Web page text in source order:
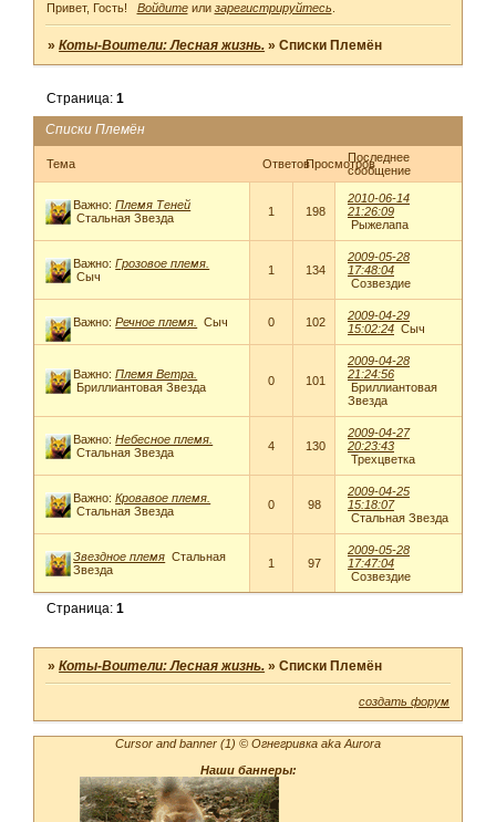
Привет, Гость! Войдитеили зарегистрируйтесь
»Коты-Воители: Лесная жизнь. »Списки Племён
Списки Племён
Страница:1
Тема ОтветовПросмотровПоследнее
сообщение
Важно: Племя Теней
Стальная Звезда
1 198
2010-06-14
21:26:09
Рыжелапа
Важно: Грозовое племя.
Сыч
1 134
2009-05-28
17:48:04
Созвездие
Важно: Речное племя. Сыч 0 102
2009-04-29
15:02:24 Сыч
Важно: Племя Ветра.
Бриллиантовая Звезда
0 101
2009-04-28
21:24:56
Бриллиантовая
Звезда
Важно: Небесное племя.
Стальная Звезда
4 130
2009-04-27
20:23:43
Трехцветка
Важно: Кровавое племя.
Стальная Звезда
0 98
2009-04-25
15:18:07
Стальная Звезда
Звездное племя Стальная
Звезда
1 97
2009-05-28
17:47:04
Созвездие
Страница:1
»Коты-Воители: Лесная жизнь. »Списки Племён
создать форум
Сursor and banner (1) © Огнегривка aka Aurora
Наши баннеры: